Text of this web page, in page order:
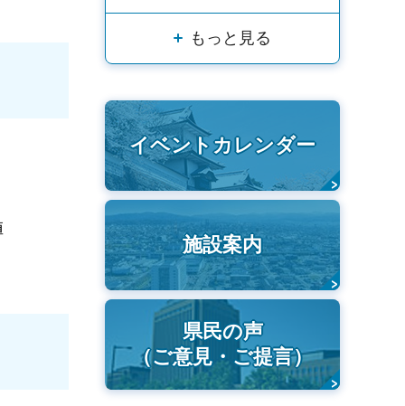
もっと見る
イベントカレンダー
施設案内
県民の声
（ご意見・ご提言）